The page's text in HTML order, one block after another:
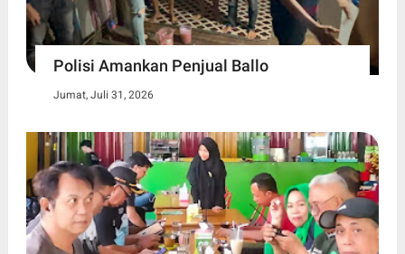
Polisi Amankan Penjual Ballo
Jumat, Juli 31, 2026